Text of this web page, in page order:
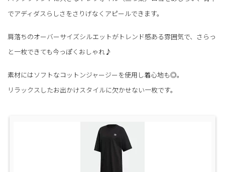
でアディダスらしさをさりげなくアピールできます。
肩落ちのオーバーサイズシルエットがトレンド感ある雰囲気で、さらっ
と一枚できても今っぽくおしゃれ♪
素材にはソフトなコットンジャージーを使用し着心地も◎。
リラックスしたお出かけスタイルに欠かせない一枚です。